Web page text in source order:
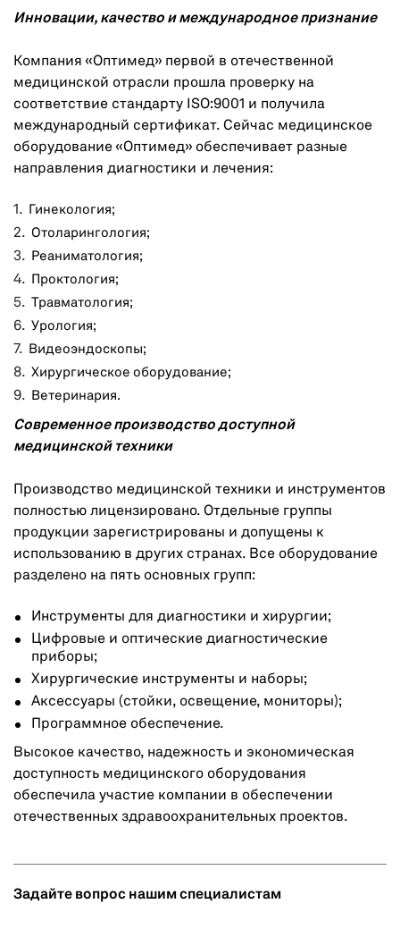
Инновации, качество и международное признание
Компания «Оптимед» первой в отечественной
медицинской отрасли прошла проверку на
соответствие стандарту ISO:9001 и получила
международный сертификат. Сейчас медицинское
оборудование «Оптимед» обеспечивает разные
направления диагностики и лечения:
Гинекология;
Отоларингология;
Реаниматология;
Проктология;
Травматология;
Урология;
Видеоэндоскопы;
Хирургическое оборудование;
Ветеринария.
Современное производство доступной
медицинской техники
Производство медицинской техники и инструментов
полностью лицензировано. Отдельные группы
продукции зарегистрированы и допущены к
использованию в других странах. Все оборудование
разделено на пять основных групп:
Инструменты для диагностики и хирургии;
Цифровые и оптические диагностические
приборы;
Хирургические инструменты и наборы;
Аксессуары (стойки, освещение, мониторы);
Программное обеспечение.
Высокое качество, надежность и экономическая
доступность медицинского оборудования
обеспечила участие компании в обеспечении
отечественных здравоохранительных проектов.
Задайте вопрос нашим специалистам